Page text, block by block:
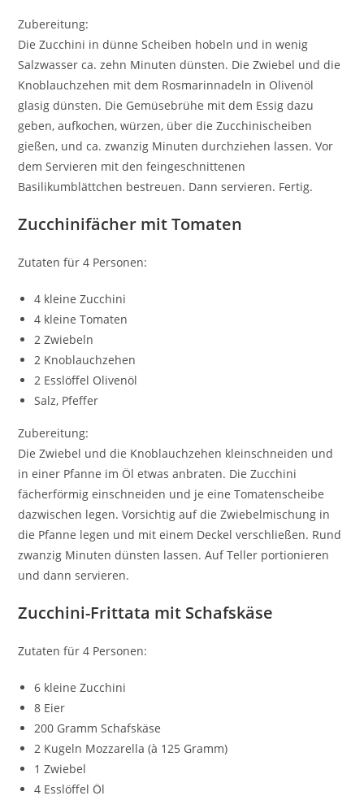
Zubereitung:
Die Zucchini in dünne Scheiben hobeln und in wenig
Salzwasser ca. zehn Minuten dünsten. Die Zwiebel und die
Knoblauchzehen mit dem Rosmarinnadeln in Olivenöl
glasig dünsten. Die Gemüsebrühe mit dem Essig dazu
geben, aufkochen, würzen, über die Zucchinischeiben
gießen, und ca. zwanzig Minuten durchziehen lassen. Vor
dem Servieren mit den feingeschnittenen
Basilikumblättchen bestreuen. Dann servieren. Fertig.
Zucchinifächer mit Tomaten
Zutaten für 4 Personen:
4 kleine Zucchini
4 kleine Tomaten
2 Zwiebeln
2 Knoblauchzehen
2 Esslöffel Olivenöl
Salz, Pfeffer
Zubereitung:
Die Zwiebel und die Knoblauchzehen kleinschneiden und
in einer Pfanne im Öl etwas anbraten. Die Zucchini
fächerförmig einschneiden und je eine Tomatenscheibe
dazwischen legen. Vorsichtig auf die Zwiebelmischung in
die Pfanne legen und mit einem Deckel verschließen. Rund
zwanzig Minuten dünsten lassen. Auf Teller portionieren
und dann servieren.
Zucchini-Frittata mit Schafskäse
Zutaten für 4 Personen:
6 kleine Zucchini
8 Eier
200 Gramm Schafskäse
2 Kugeln Mozzarella (à 125 Gramm)
1 Zwiebel
4 Esslöffel Öl